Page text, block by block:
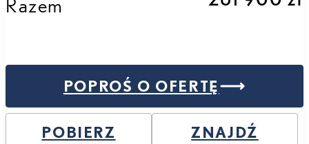
Razem
POPROŚ O OFERTĘ
POBIERZ
ZNAJDŹ